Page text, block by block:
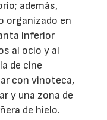
además,
organizado en
inferior
al ocio y al
de cine
con vinoteca,
y una zona de
de hielo.